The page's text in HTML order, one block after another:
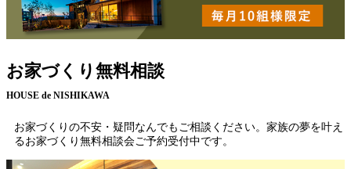
お家づくり無料相談
HOUSE de NISHIKAWA
お家づくりの不安・疑問なんでもご相談ください。家族の夢を叶え
るお家づくり無料相談会ご予約受付中です。